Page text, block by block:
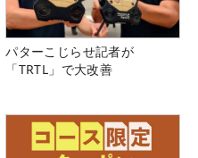
パターこじらせ記者が
「TRTL」で大改善